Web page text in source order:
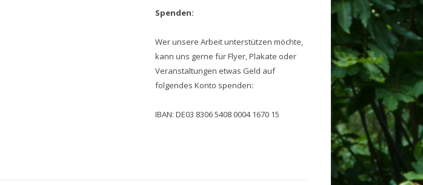
Spenden:
Wer unsere Arbeit unterstützen möchte,
kann uns gerne für Flyer, Plakate oder
Veranstaltungen etwas Geld auf
folgendes Konto spenden:
IBAN: DE03 8306 5408 0004 1670 15